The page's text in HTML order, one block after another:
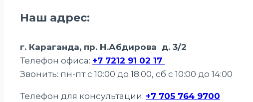
Наш адрес:
г. Караганда, пр. Н.Абдирова д. 3/2
Телефон офиса: +7 7212 91 02 17
Звонить: пн-пт с 10:00 до 18:00, сб с 10:00 до 14:00
Телефон для консультации: +7 705 764 9700